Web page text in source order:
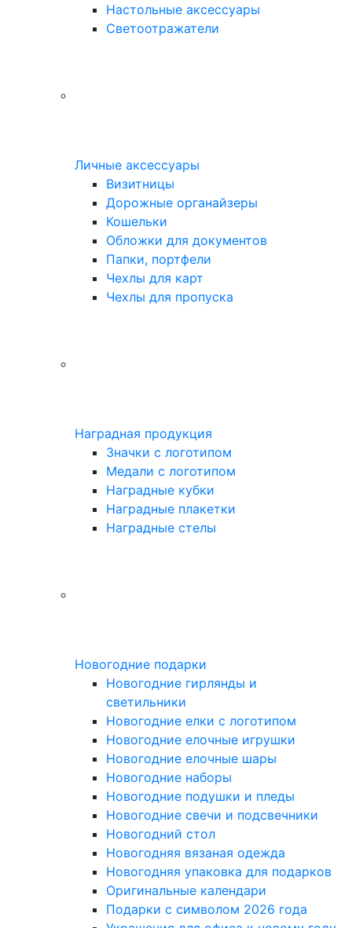
Настольные аксессуары
Светоотражатели
Личные аксессуары
Визитницы
Дорожные органайзеры
Кошельки
Обложки для документов
Папки, портфели
Чехлы для карт
Чехлы для пропуска
Наградная продукция
Значки с логотипом
Медали с логотипом
Наградные кубки
Наградные плакетки
Наградные стелы
Новогодние подарки
Новогодние гирлянды и
светильники
Новогодние елки с логотипом
Новогодние елочные игрушки
Новогодние елочные шары
Новогодние наборы
Новогодние подушки и пледы
Новогодние свечи и подсвечники
Новогодний стол
Новогодняя вязаная одежда
Новогодняя упаковка для подарков
Оригинальные календари
Подарки с символом 2026 года